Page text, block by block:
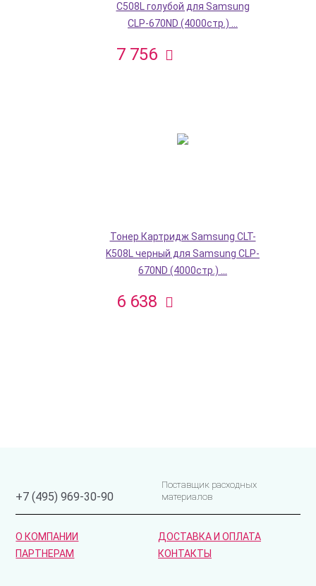
C508L голубой для Samsung
CLP-670ND (4000стр.) ...
7 756
Тонер Картридж Samsung CLT-
K508L черный для Samsung CLP-
670ND (4000стр.) ...
6 638
+7 (495) 969-30-90
Поставщик расходных
материалов
О КОМПАНИИ
ДОСТАВКА И ОПЛАТА
ПАРТНЕРАМ
КОНТАКТЫ